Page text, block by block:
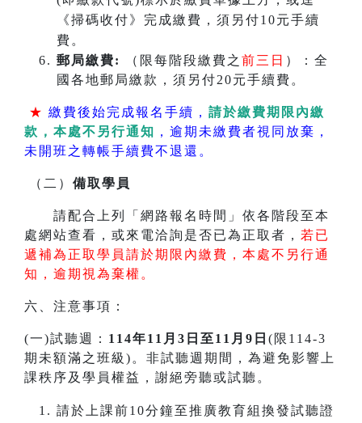
《掃碼收付》完成繳費，須另付10元手續
費。
郵局繳費:
（限每階段繳費之 前三日 ）：全
國各地郵局繳款，須另付20元手續費。
★ 繳費後始完成報名手續， 請於繳費期限內繳
款，本處不另行通知 ，逾期未繳費者視同放棄，
未開班之轉帳手續費不退還。
（二） 備取學員
請配合上列「網路報名時間」依各階段至本
處網站查看，或來電洽詢是否已為正取者， 若已
遞補為正取學員請於期限內繳費，本處不另行通
知，逾期視為棄權。
六、注意事項：
(一)試聽週： 114年11月3日至11月9日 (限114-3
期未額滿之班級)。非試聽週期間，為避免影響上
課秩序及學員權益，謝絕旁聽或試聽。
請於上課前10分鐘至推廣教育組換發試聽證